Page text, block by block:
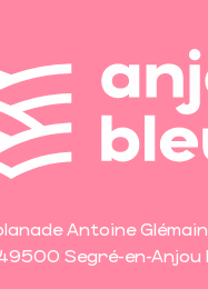
Antoine
Segré-en-Anjou